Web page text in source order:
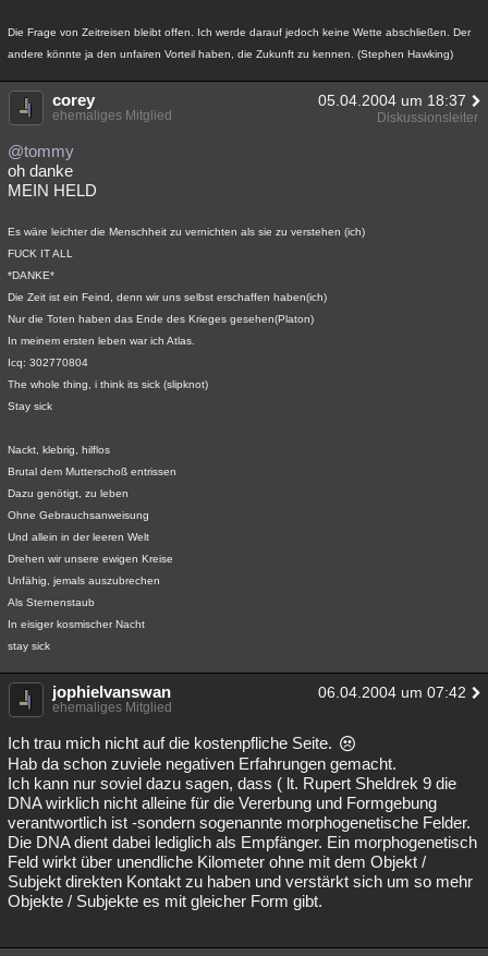
Die Frage von Zeitreisen bleibt offen. Ich werde darauf jedoch keine Wette abschließen. Der
andere könnte ja den unfairen Vorteil haben, die Zukunft zu kennen. (Stephen Hawking)
corey 05.04.2004 um 18:37
ehemaliges Mitglied Diskussionsleiter
@tommy
oh danke
MEIN HELD
Es wäre leichter die Menschheit zu vernichten als sie zu verstehen (ich)
FUCK IT ALL
*DANKE*
Die Zeit ist ein Feind, denn wir uns selbst erschaffen haben(ich)
Nur die Toten haben das Ende des Krieges gesehen(Platon)
In meinem ersten leben war ich Atlas.
Icq: 302770804
The whole thing, i think its sick (slipknot)
Stay sick
Nackt, klebrig, hilflos
Brutal dem Mutterschoß entrissen
Dazu genötigt, zu leben
Ohne Gebrauchsanweisung
Und allein in der leeren Welt
Drehen wir unsere ewigen Kreise
Unfähig, jemals auszubrechen
Als Sternenstaub
In eisiger kosmischer Nacht
stay sick
jophielvanswan 06.04.2004 um 07:42
ehemaliges Mitglied
Ich trau mich nicht auf die kostenpfliche Seite.
Hab da schon zuviele negativen Erfahrungen gemacht.
Ich kann nur soviel dazu sagen, dass ( lt. Rupert Sheldrek 9 die
DNA wirklich nicht alleine für die Vererbung und Formgebung
verantwortlich ist -sondern sogenannte morphogenetische Felder.
Die DNA dient dabei lediglich als Empfänger. Ein morphogenetisch
Feld wirkt über unendliche Kilometer ohne mit dem Objekt /
Subjekt direkten Kontakt zu haben und verstärkt sich um so mehr
Objekte / Subjekte es mit gleicher Form gibt.